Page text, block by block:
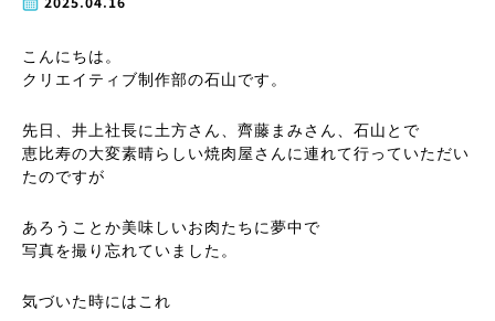
こんにちは。
クリエイティブ制作部の石山です。
先日、井上社長に土方さん、齊藤まみさん、石山とで
恵比寿の大変素晴らしい焼肉屋さんに連れて行っていただい
たのですが
あろうことか美味しいお肉たちに夢中で
写真を撮り忘れていました。
気づいた時にはこれ